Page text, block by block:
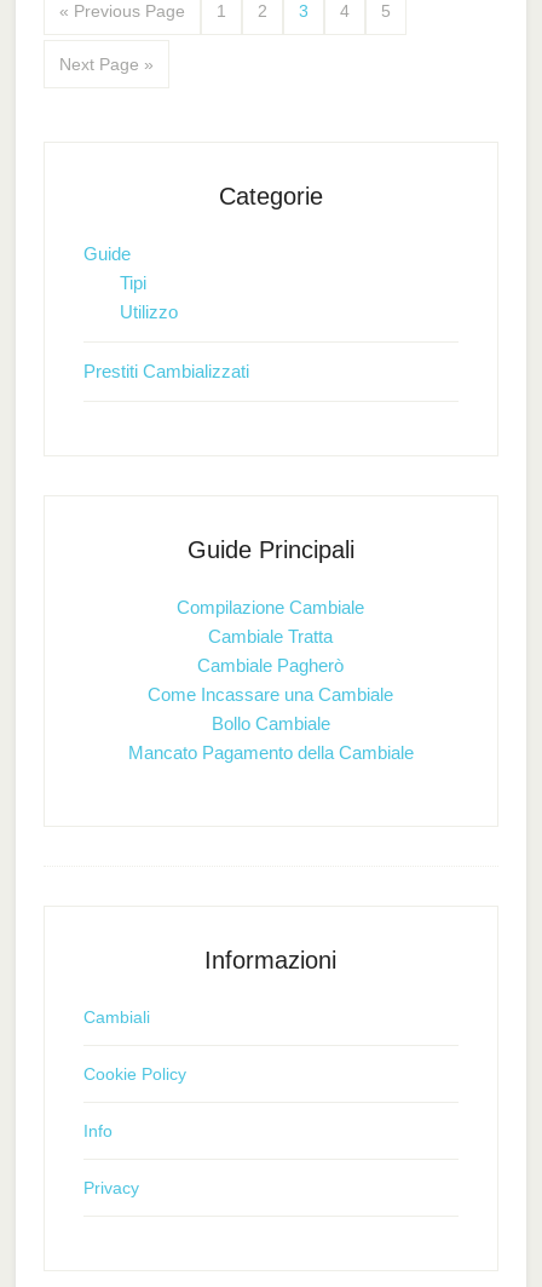
« Previous Page 1 2 3 4 5
Next Page »
Categorie
Guide
Tipi
Utilizzo
Prestiti Cambializzati
Guide Principali
Compilazione Cambiale
Cambiale Tratta
Cambiale Pagherò
Come Incassare una Cambiale
Bollo Cambiale
Mancato Pagamento della Cambiale
Informazioni
Cambiali
Cookie Policy
Info
Privacy